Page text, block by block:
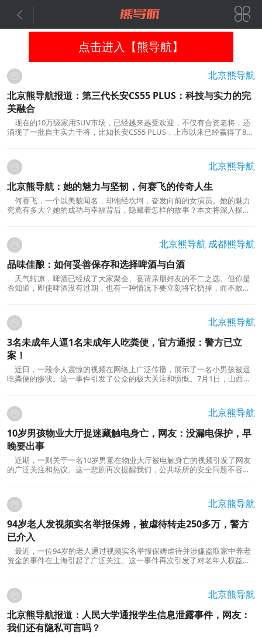
 
点击进入【熊导航】
北京熊导航
北京熊导航报道：第三代长安CS55 PLUS：科技与实力的完
美融合
现在的10万级家用SUV市场，已经越来越受欢迎，不仅有合资老将，还
涌现了一批自主实力干将，比如长安CS55 PLUS，上市以来已经赢得了80
价了。今天，我们将通过试驾告诉你，第三代长安CS55...
北京熊导航
北京熊导航：她的魅力与坚韧，何赛飞的传奇人生
何赛飞，一个以美貌闻名，却饱经坎坷，奋发向前的女演员。她的魅力
究竟有多大？她的成功与幸福背后，隐藏着怎样的故事？本文将深入探讨
为许多人的梦中情人。然而，她的成功并非仅...北京熊导航 成都熊导航
品味佳酿：如何妥善保存和选择啤酒与白酒
天气转凉，啤酒已经成了大家聚会、宴请亲朋好友的不二之选。但你是
否知道，即使啤酒没有过期，也有一种情况下要立刻将它扔掉，而不敢轻
冷的冬日，它都有着广泛的消费市场。然而，...
北京熊导航
3名未成年人逼1名未成年人吃粪便，官方通报：警方已立
案！
近日，一段令人震惊的视频在网络上广泛传播，展示了一名小男孩被逼
吃粪便的惨状。这一事件引发了公众的极大关注和愤慨。7月1日，山西省
保护的广泛思考。本文将回顾事件经过，探讨其背后...
北京熊导航
10岁男孩物业大厅捉迷藏触电身亡，网友：没漏电保护，早
晚要出事
近期，一则关于一名10岁男童在物业大厅被电触身亡的视频引发了网友
的广泛关注和热议。这一悲剧再次提醒我们，公共场所的安全问题不容忽
北京青年报的报道，一名10岁男童在物业大厅玩捉迷...
北京熊导航
94岁老人发视频实名举报保姆，被虐待转走250多万，警方
已介入
最近，一位94岁的老人通过视频实名举报保姆虐待并涉嫌盗取家中养老
资金的事件在上海引起了广泛关注。这一事件再次引发了对老年人权益保
人通过视频实名举报保姆虐待，并指控保姆多次盗取...
北京熊导航
北京熊导航报道：人民大学通报学生信息泄露事件，网友：
我们还有隐私可言吗？